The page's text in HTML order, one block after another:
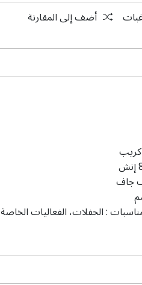
أضف إلى المقارنة
جاف
:الحفلات، الفعاليات الخاصة